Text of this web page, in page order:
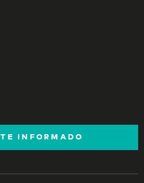
INFORMADO